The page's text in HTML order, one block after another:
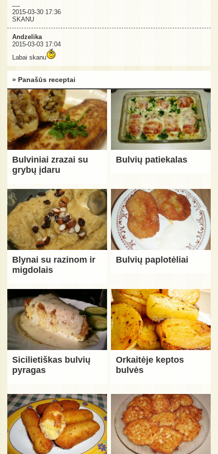
....
2015-03-30 17:36
SKANU
Andzelika
2015-03-03 17:04
Labai skanu
» Panašūs receptai
Bulviniai zrazai su
grybų įdaru
Bulvių patiekalas
Blynai su razinom ir
migdolais
Bulvių paplotėliai
Sicilietiškas bulvių
pyragas
Orkaitėje keptos
bulvės